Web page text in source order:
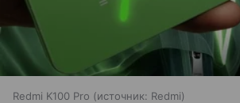
Redmi K100 Pro источник: Redmi